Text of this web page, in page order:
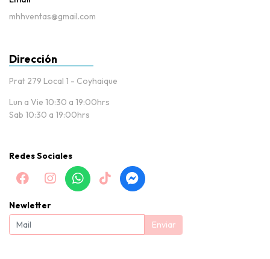
mhhventas@gmail.com
Dirección
Prat 279 Local 1 - Coyhaique
Lun a Vie 10:30 a 19:00hrs
Sab 10:30 a 19:00hrs
Redes Sociales
Newletter
Enviar